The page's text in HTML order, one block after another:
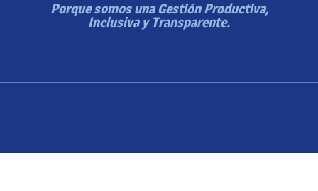
Porque somos una Gestión Productiva,
Inclusiva y Transparente.